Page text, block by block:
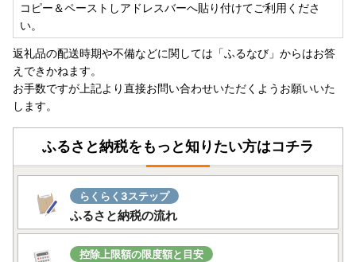
コピー＆ペーストしアドレスバーへ貼り付けてご利用くださ
い。
返礼品の配送時期や不備などに関しては「ふるなび」からはお答
えできかねます。
お手数ですが上記より直接お問い合わせいただくようお願いいた
します。
ふるさと納税をもっと知りたい方はコチラ
らくらく3ステップ
ふるさと納税の流れ
控除上限額の限度額と目安